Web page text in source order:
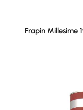
Frapin Millesime